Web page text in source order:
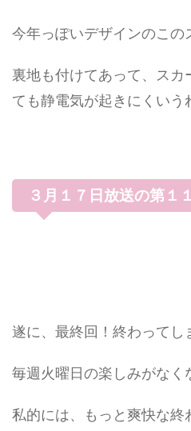
今年っぽいデザインのこの
裏地も付けてあって、ス
ても静電気が起きにくいう
３月１７日放送の第１
遂に、最終回！終わってし
毎週火曜日の楽しみがな
私的には、もっと爽快な終